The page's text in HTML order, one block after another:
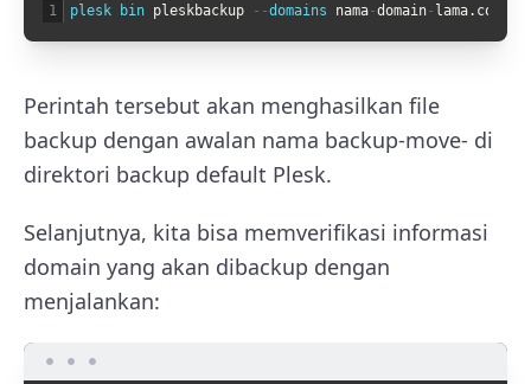
1 plesk bin pleskbackup --domains nama-domain-lama. com
Perintah tersebut akan menghasilkan file
backup dengan awalan nama backup-move- di
direktori backup default Plesk.
Selanjutnya, kita bisa memverifikasi informasi
domain yang akan dibackup dengan
menjalankan: